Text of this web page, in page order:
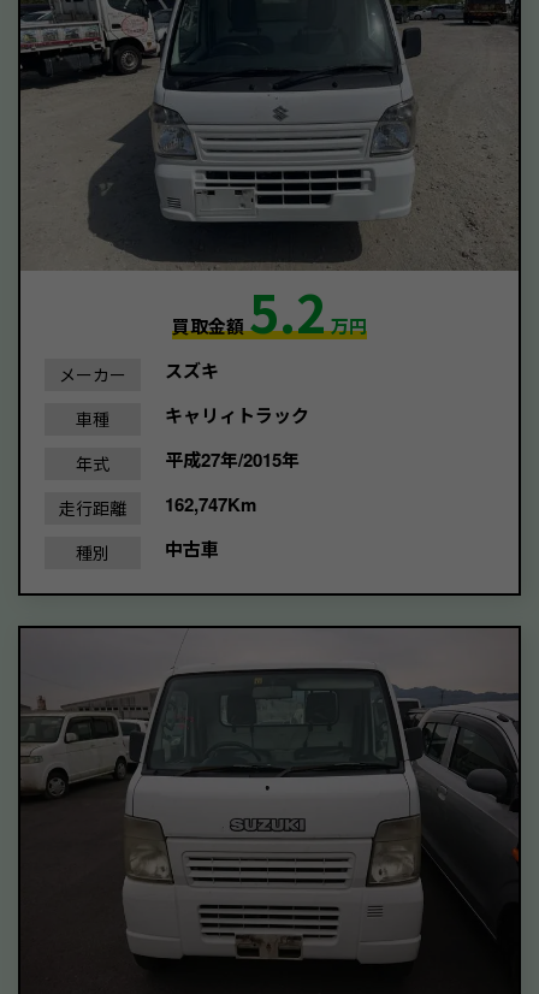
買取金額5.2万円
メーカー スズキ
車種 キャリィトラック
年式 平成27年/2015年
走行距離 162,747Km
種別 中古車